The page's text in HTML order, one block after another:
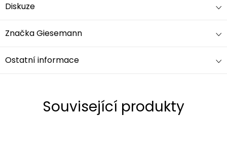
Diskuze
ZnačkaGiesemann
Ostatní informace
Související produkty